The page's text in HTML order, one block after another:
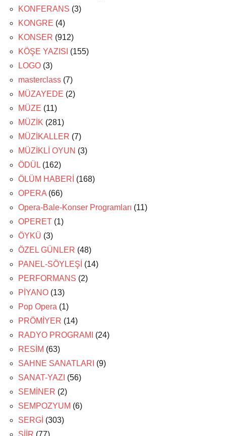
KONFERANS (3)
KONGRE (4)
KONSER (912)
KÖŞE YAZISI (155)
LOGO (3)
masterclass (7)
MÜZAYEDE (2)
MÜZE (11)
MÜZİK (281)
MÜZİKALLER (7)
MÜZİKLİ OYUN (3)
ÖDÜL (162)
ÖLÜM HABERİ (168)
OPERA (66)
Opera-Bale-Konser Programları (11)
OPERET (1)
ÖYKÜ (3)
ÖZEL GÜNLER (48)
PANEL-SÖYLEŞİ (14)
PERFORMANS (2)
PİYANO (13)
Pop Opera (1)
PRÖMİYER (14)
RADYO PROGRAMI
(24)
RESİM (63)
SAHNE SANATLARI (9)
SANAT-YAZI (56)
SEMİNER (2)
SEMPOZYUM (6)
SERGİ (303)
ŞİİR (77)